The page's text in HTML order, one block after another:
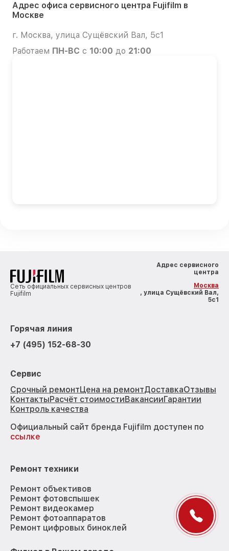
Адрес офиса сервисного центра Fujifilm в
Москве
г. Москва, улица Сущёвский Вал, 5с1
Работаем ПН-ВС с 10:00 до 21:00
Сеть официальных сервисных центров
Fujifilm
Адрес сервисного
центра
Москва
, улица Сущёвский Вал,
5с1
Горячая линия
+7 (495) 152-68-30
Сервис
Срочный ремонтЦена на ремонтДоставкаОтзывы
КонтактыРасчёт стоимостиВакансииГарантии
Контроль качества
Официальный сайт бренда Fujifilm доступен по
ссылке
Ремонт техники
Ремонт объективов
Ремонт фотовспышек
Ремонт видеокамер
Ремонт фотоаппаратов
Ремонт цифровых биноклей